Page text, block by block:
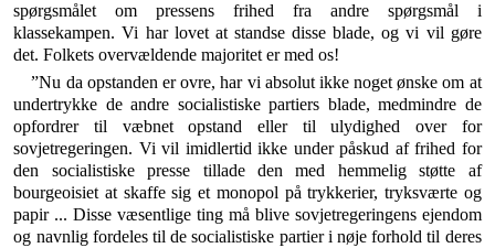
spørgsmålet om pres­sens frihed fra andre spørgsmål i
klassekampen. Vi har lovet at standse disse blade, og vi vil gøre
det. Folkets overvældende majoritet er med os!
”Nu da opstanden er ovre, har vi absolut ikke noget ønske om at
undertrykke de andre socialistiske partiers blade, medmindre de
opfordrer til væbnet opstand eller til ulydighed over for
sovjetregeringen. Vi vil imidler­tid ikke under påskud af frihed for
den socialistiske presse tillade den med hemmelig støtte af
bourgeoisiet at skaffe sig et monopol på trykkerier, tryksværte og
papir ... Disse væsentlige ting må blive sovjetregeringens ejendom
og navnlig fordeles til de socialistiske partier i nøje forhold til deres